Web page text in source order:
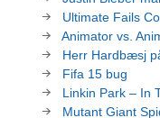
Ultimate Fails
Animator vs.
Herr Hardbæsj
Fifa 15 bug
Linkin Park – In
Mutant Giant